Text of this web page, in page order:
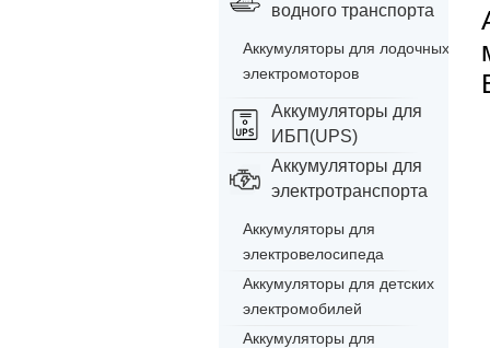
водного транспорта
Аккумуляторы для лодочных
электромоторов
Аккумуляторы для
ИБП(UPS)
Аккумуляторы для
электротранспорта
Аккумуляторы для
электровелосипеда
Аккумуляторы для детских
электромобилей
Аккумуляторы для